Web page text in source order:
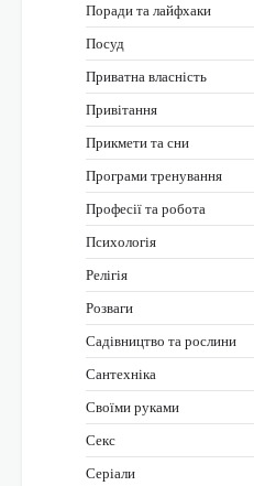
Поради та лайфхаки
Посуд
Приватна власність
Привітання
Прикмети та сни
Програми тренування
Професії та робота
Психологія
Релігія
Розваги
Садівництво та рослини
Сантехніка
Своїми руками
Секс
Серіали